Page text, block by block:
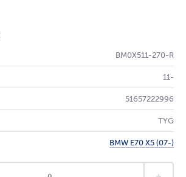
BM0X511-270-R
11-
51657222996
TYG
BMW E70 X5 (07-)